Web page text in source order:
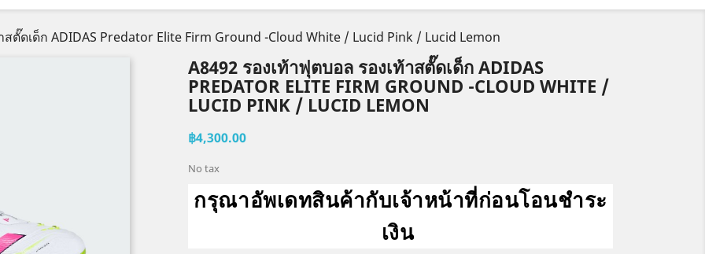
สตั๊ดเด็ก ADIDAS Predator Elite Firm Ground -Cloud White / Lucid Pink / Lucid Lemon
A8492 รองเท้าฟุตบอล รองเท้าสตั๊ดเด็ก ADIDAS
PREDATOR ELITE FIRM GROUND -CLOUD WHITE /
LUCID PINK / LUCID LEMON
฿4,300.00
No tax
กรุณาอัพเดทสินค้ากับเจ้าหน้าที่ก่อนโอนชำระ
เงิน